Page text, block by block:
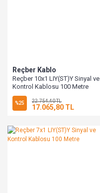
Reçber Kablo
Reçber 10x1 LIY(ST)Y Sinyal ve
Kontrol Kablosu 100 Metre
%25 22.754,40 TL
17.065,80 TL